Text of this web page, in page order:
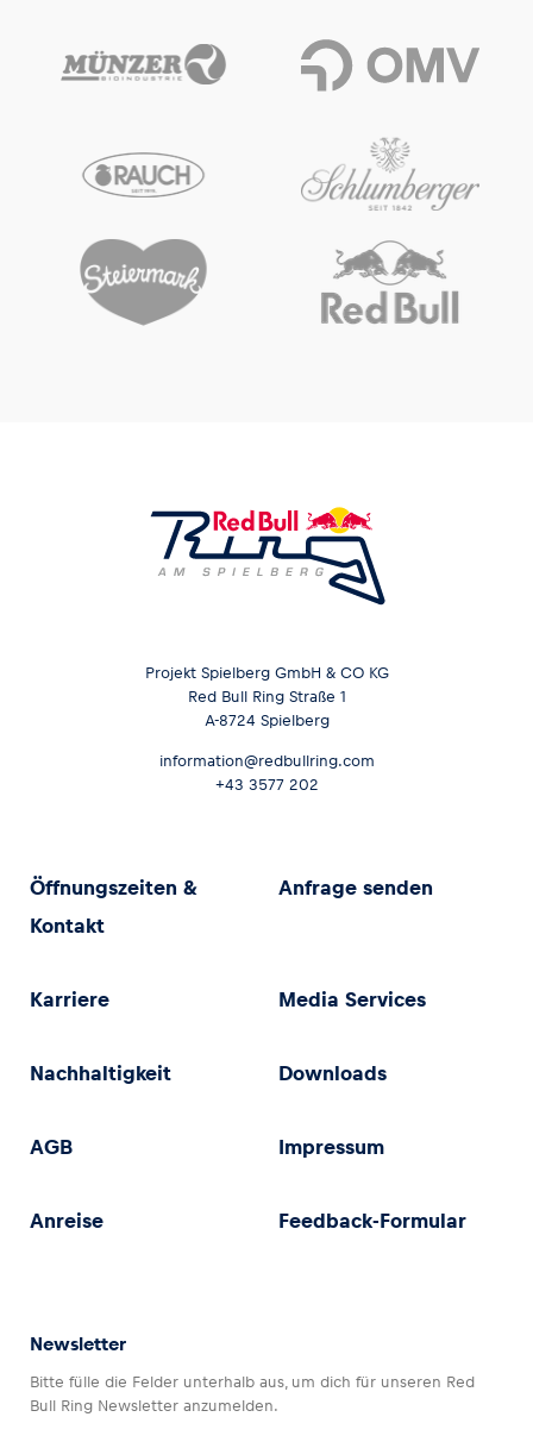
Projekt Spielberg GmbH & CO KG
Red Bull Ring Straße 1
A-8724 Spielberg
information@redbullring.com
+43 3577 202
Öffnungszeiten &
Kontakt
Anfrage senden
Karriere Media Services
Nachhaltigkeit Downloads
AGB Impressum
Anreise Feedback-Formular
Newsletter
Bitte fülle die Felder unterhalb aus, um dich für unseren Red
Bull Ring Newsletter anzumelden.